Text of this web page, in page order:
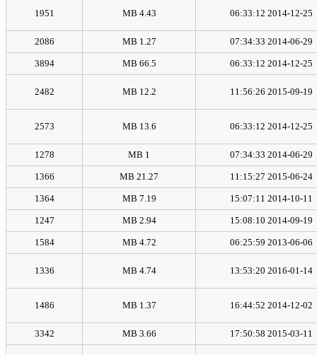
2014-12-25 06:33:12
4.43 MB
1951
2014-06-29 07:34:33
1.27 MB
2086
2014-12-25 06:33:12
66.5 MB
3894
2015-09-19 11:56:26
12.2 MB
2482
2014-12-25 06:33:12
13.6 MB
2573
2014-06-29 07:34:33
1 MB
1278
2015-06-24 11:15:27
21.27 MB
1366
2014-10-11 15:07:11
7.19 MB
1364
2014-09-19 15:08:10
2.94 MB
1247
2013-06-06 06:25:59
4.72 MB
1584
2016-01-14 13:53:20
4.74 MB
1336
2014-12-02 16:44:52
1.37 MB
1486
2015-03-11 17:50:58
3.66 MB
3342